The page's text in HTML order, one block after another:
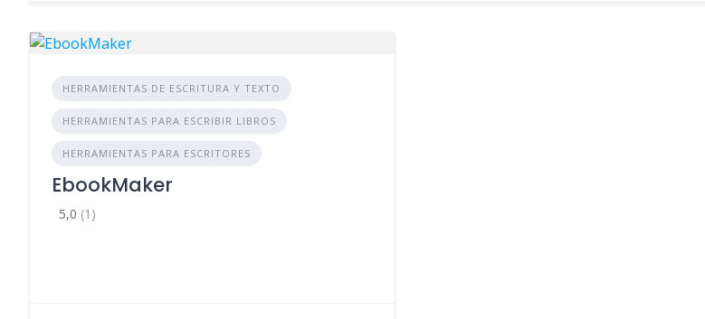
HERRAMIENTAS DE ESCRITURA Y TEXTO
HERRAMIENTAS PARA ESCRIBIR LIBROS
HERRAMIENTAS PARA ESCRITORES
EbookMaker
5,0 (1)